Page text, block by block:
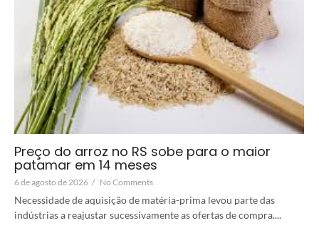
Preço do arroz no RS sobe para o maior
patamar em 14 meses
6 de agosto de 2026 / No Comments
Necessidade de aquisição de matéria-prima levou parte das
indústrias a reajustar sucessivamente as ofertas de compra....